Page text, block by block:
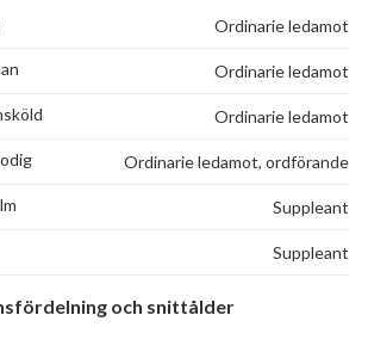
Ordinarie ledamot
Ordinarie ledamot
Ordinarie ledamot
Ordinarie ledamot, ordförande
Suppleant
Suppleant
och snittålder